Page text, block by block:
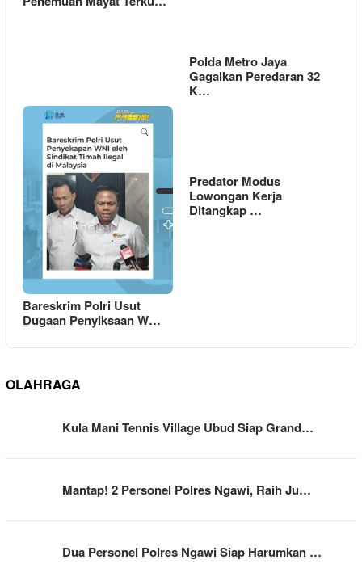
Polda Metro Jaya
Gagalkan Peredaran 32
K…
Bareskrim Polri Usut
Dugaan Penyiksaan W…
Predator Modus
Lowongan Kerja
Ditangkap …
OLAHRAGA
Kula Mani Tennis Village Ubud Siap Grand…
Mantap! 2 Personel Polres Ngawi, Raih Ju…
Dua Personel Polres Ngawi Siap Harumkan …